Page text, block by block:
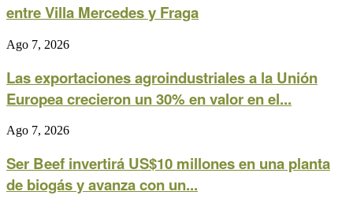
entre Villa Mercedes y Fraga
Ago 7, 2026
Las exportaciones agroindustriales a la Unión
Europea crecieron un 30% en valor en el...
Ago 7, 2026
Ser Beef invertirá US$10 millones en una planta
de biogás y avanza con un...